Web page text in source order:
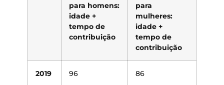
para homens:
idade +
tempo de
contribuição
para
mulheres:
idade +
tempo de
contribuição
2019 96 86